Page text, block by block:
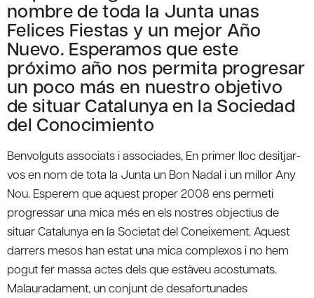
nombre de toda la Junta unas
Felices Fiestas y un mejor Año
Nuevo. Esperamos que este
próximo año nos permita progresar
un poco más en nuestro objetivo
de situar Catalunya en la Sociedad
del Conocimiento
Benvolguts associats i associades, En primer lloc desitjar-
vos en nom de tota la Junta un Bon Nadal i un millor Any
Nou. Esperem que aquest proper 2008 ens permeti
progressar una mica més en els nostres objectius de
situar Catalunya en la Societat del Coneixement. Aquest
darrers mesos han estat una mica complexos i no hem
pogut fer massa actes dels que estàveu acostumats.
Malauradament, un conjunt de desafortunades